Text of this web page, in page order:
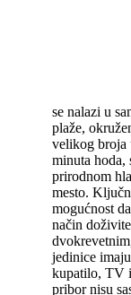
se nalazi u
plaže,
velikog broja
minuta hoda,
prirodnom
mesto.
mogućnost
način
jedinice
kupatilo, TV
pribor nisu